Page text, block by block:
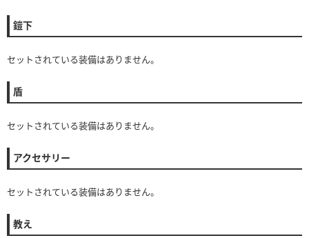
鎧下
セットされている装備はありません。
盾
セットされている装備はありません。
アクセサリー
セットされている装備はありません。
教え